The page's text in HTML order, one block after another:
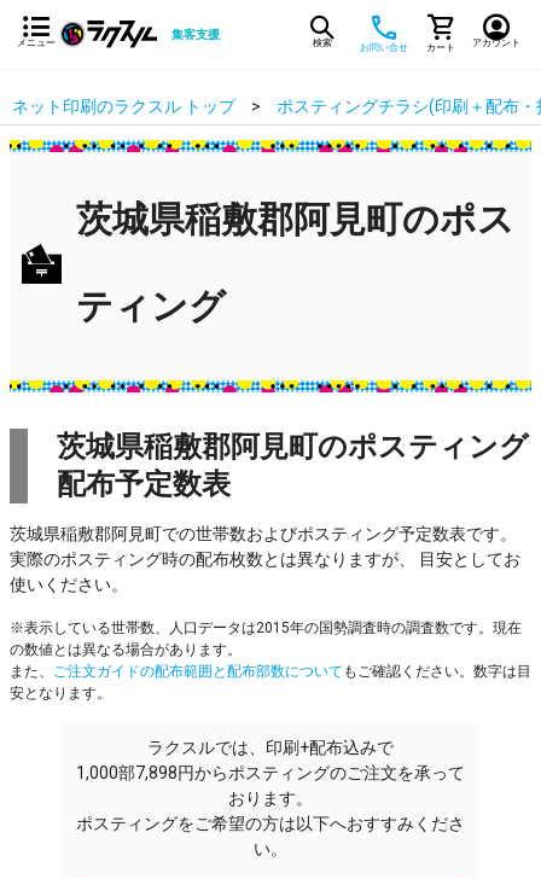
メニュー
集客支援
検索 お問い合せ カート アカウント
ネット印刷のラクスル トップ ポスティングチラシ(印刷＋配布・
茨城県稲敷郡阿見町のポス
ティング
茨城県稲敷郡阿見町のポスティング
配布予定数表
茨城県稲敷郡阿見町での世帯数およびポスティング予定数表です。
実際のポスティング時の配布枚数とは異なりますが、 目安としてお
使いください。
※表示している世帯数、人口データは2015年の国勢調査時の調査数です。現在
の数値とは異なる場合があります。
また、 ご注文ガイドの配布範囲と配布部数について もご確認ください。数字は目
安となります。
ラクスルでは、印刷+配布込みで
1,000部7,898円からポスティングのご注文を承って
おります。
ポスティングをご希望の方は以下へおすすみくださ
い。